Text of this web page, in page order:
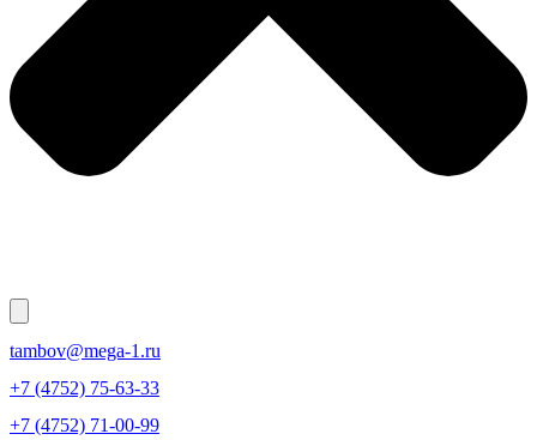
tambov@mega-1.ru
+7 (4752) 75-63-33
+7 (4752) 71-00-99